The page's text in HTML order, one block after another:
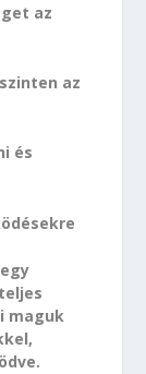
az
az
és
maguk